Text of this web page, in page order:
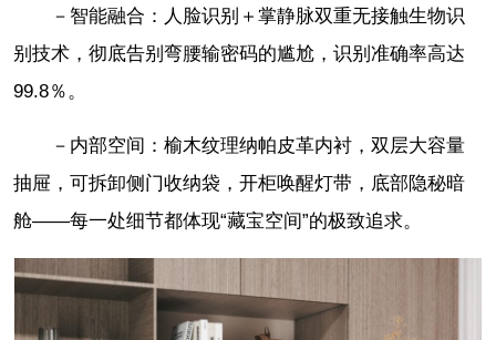
－智能融合：人脸识别＋掌静脉双重无接触生物识
别技术，彻底告别弯腰输密码的尴尬，识别准确率高达
99.8％。
－内部空间：榆木纹理纳帕皮革内衬，双层大容量
抽屉，可拆卸侧门收纳袋，开柜唤醒灯带，底部隐秘暗
舱——每一处细节都体现“藏宝空间”的极致追求。